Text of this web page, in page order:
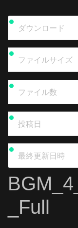
ダウンロード
ファイルサイズ
ファイル数
投稿日
最終更新日時
_Full